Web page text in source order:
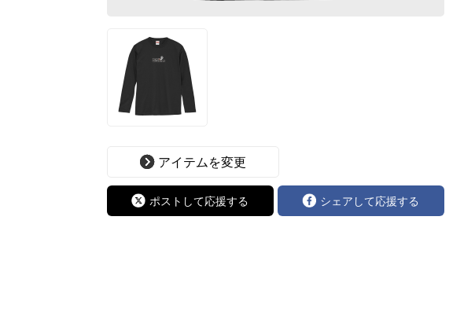
アイテムを変更
ポストして応援する シェアして応援する